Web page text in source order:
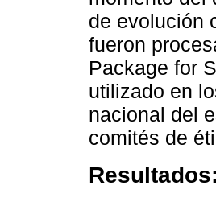
de evolución
fueron
Package for
utilizado en
nacional del
comités de
Resultados: